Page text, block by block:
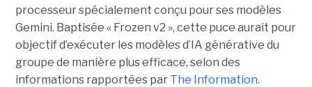
processeur spécialement conçu pour ses modèles
Gemini. Baptisée « Frozen v2 », cette puce aurait pour
objectif d’exécuter les modèles d’IA générative du
groupe de manière plus efficace, selon des
informations rapportées par The Information.